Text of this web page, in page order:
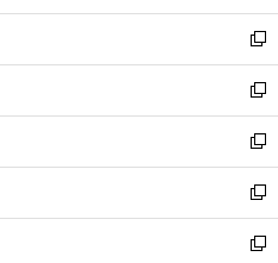
開
く
ウ
で
開
く
ン
ド
ウ
で
開
く
ウ
ィ
ン
ド
ウ
で
開
く
新
し
い
ウ
ィ
ン
ド
ウ
で
新
し
い
ウ
ィ
ン
ド
新
し
い
ウ
ィ
新
し
い
新